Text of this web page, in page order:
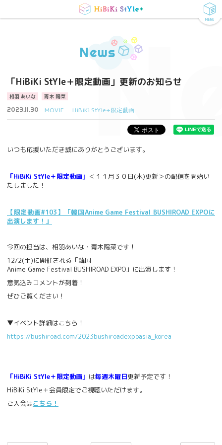
MENU
News
「HiBiKi StYle＋限定動画」更新のお知らせ
相羽 あいな 青木 陽菜
2023.11.30 MOVIE HiBiKi StYle+限定動画
いつも応援いただき誠にありがとうございます。
「HiBiKi StYle＋限定動画」 ＜１１月３０日(木)更新＞の配信を開始い
たしました！
【限定動画#103】「韓国Anime Game Festival BUSHIROAD EXPOに
出演します！」
今回の担当は、相羽あいな・青木陽菜です！
12/2(土)に開催される「韓国
Anime Game Festival BUSHIROAD EXPO」に出演します！
意気込みコメントが到着！
ぜひご覧ください！
▼イベント詳細はこちら！
https://bushiroad.com/2023bushiroadexpoasia_korea
「HiBiKi StYle＋限定動画」 は毎週木曜日更新予定です！
HiBiKi StYle＋会員限定でご視聴いただけます。
ご入会はこちら！